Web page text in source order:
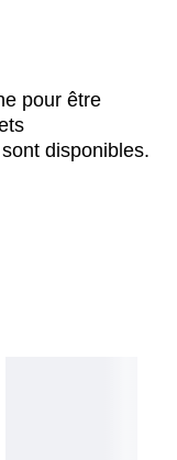
pour être
disponibles.